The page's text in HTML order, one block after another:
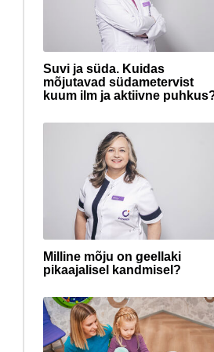
Suvi ja süda. Kuidas
mõjutavad südametervist
kuum ilm ja aktiivne
Milline mõju on geellaki
pikaajalisel kandmisel?